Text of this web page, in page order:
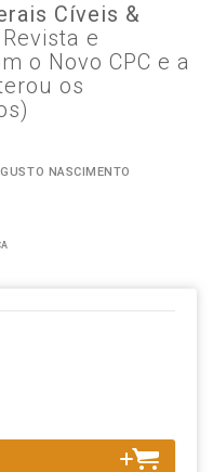
Cíveis &
e
o Novo CPC e a
os
NASCIMENTO